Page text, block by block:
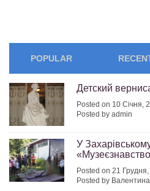
POPULAR
Детский
Posted on 10 Січня,
Posted by admin
У
Posted on 21
Posted by